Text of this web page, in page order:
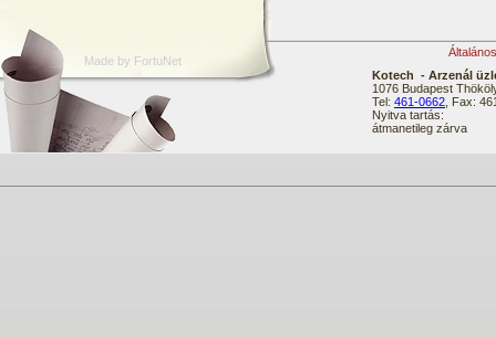
Made by FortuNet
Kotech - Arzenál
1076 Budapest
Tel: 461-0662 , Fax:
Nyitva tartás:
átmanetileg zárva